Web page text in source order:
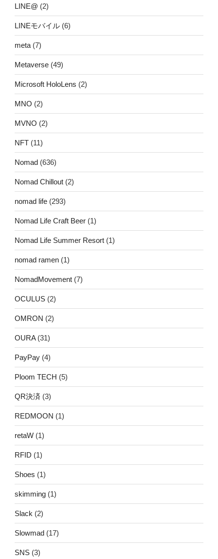
LINE@ (2)
LINEモバイル (6)
meta (7)
Metaverse (49)
Microsoft HoloLens (2)
MNO (2)
MVNO (2)
NFT (11)
Nomad (636)
Nomad Chillout (2)
nomad life (293)
Nomad Life Craft Beer (1)
Nomad Life Summer Resort (1)
nomad ramen (1)
NomadMovement (7)
OCULUS (2)
OMRON (2)
OURA(31)
PayPay (4)
Ploom TECH (5)
QR決済 (3)
REDMOON (1)
retaW (1)
RFID (1)
Shoes (1)
skimming (1)
Slack (2)
Slowmad (17)
SNS (3)